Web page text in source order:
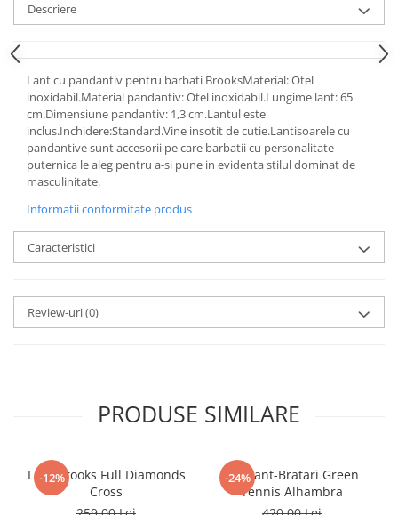
Descriere
Lant cu pandantiv pentru barbati BrooksMaterial: Otel
inoxidabil.Material pandantiv: Otel inoxidabil.Lungime lant: 65
cm.Dimensiune pandantiv: 1,3 cm.Lantul este
inclus.Inchidere:Standard.Vine insotit de cutie.Lantisoarele cu
pandantive sunt accesorii pe care barbatii cu personalitate
puternica le aleg pentru a-si pune in evidenta stilul dominat de
masculinitate.
Informatii conformitate produs
Caracteristici
Review-uri(0)
PRODUSE SIMILARE
-12%
Lant Brooks Full Diamonds
Cross
-24%
Set Lant-Bratari Green
Tennis Alhambra